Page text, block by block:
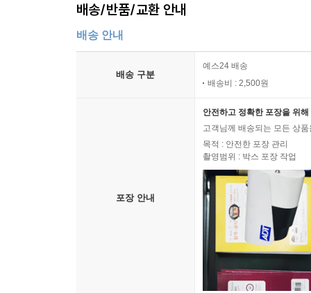
배송/반품/교환 안내
배송 안내
배송 구분
예스24 배송
배송비 : 2,500원
포장 안내
안전하고 정확한 포장을 위
고객님께 배송되는 모든 상
목적 : 안전한 포장 관리
촬영범위 : 박스 포장 작업